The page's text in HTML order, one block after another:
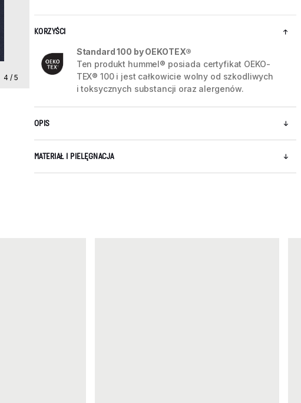
4 / 5 5 / 5
KORZYŚCI
Standard 100 by OEKOTEX®
Ten produkt hummel® posiada certyfikat OEKO-
TEX® 100 i jest całkowicie wolny od szkodliwych
i toksycznych substancji oraz alergenów.
OPIS
MATERIAŁ I PIELĘGNACJA